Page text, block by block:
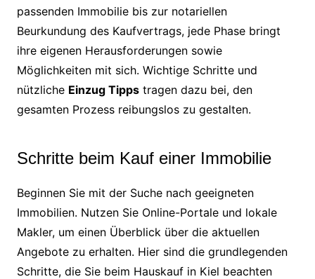
passenden Immobilie bis zur notariellen
Beurkundung des Kaufvertrags, jede Phase bringt
ihre eigenen Herausforderungen sowie
Möglichkeiten mit sich. Wichtige Schritte und
nützliche Einzug Tippstragen dazu bei, den
gesamten Prozess reibungslos zu gestalten.
Schritte beim Kauf einer Immobilie
Beginnen Sie mit der Suche nach geeigneten
Immobilien. Nutzen Sie Online-Portale und lokale
Makler, um einen Überblick über die aktuellen
Angebote zu erhalten. Hier sind die grundlegenden
Schritte, die Sie beim Hauskauf in Kiel beachten